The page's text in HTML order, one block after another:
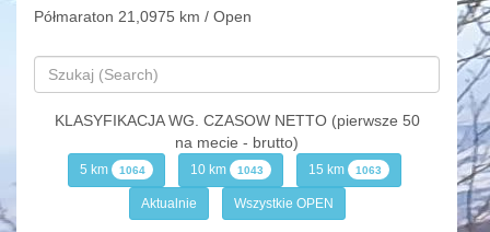
Półmaraton 21,0975 km / Open
KLASYFIKACJA WG. CZASOW NETTO (pierwsze 50
na mecie - brutto)
5 km 1064 10 km 1043 15 km 1063
Aktualnie Wszystkie OPEN